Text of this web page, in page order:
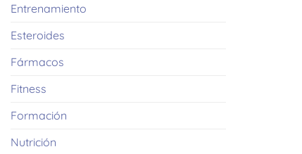
Entrenamiento
Esteroides
Fármacos
Fitness
Formación
Nutrición